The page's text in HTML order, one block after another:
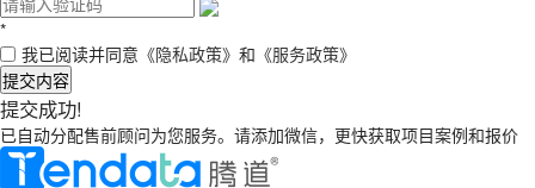
*
我已阅读并同意 《隐私政策》 和 《服务政策》
提交内容
提交成功!
已自动分配售前顾问为您服务。请添加微信，更快获取项目案例和报价